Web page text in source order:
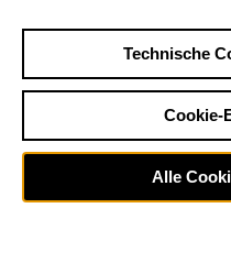
Technische
Cookie-
Alle